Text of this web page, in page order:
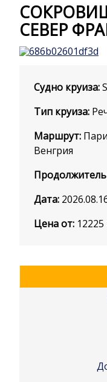
СЕВЕР
Судно круиза:
Тип круиза:
Маршрут:
Венгрия
Дата:
Цена от: 12225